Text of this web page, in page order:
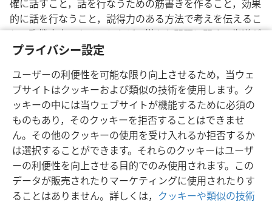
プライバシー設定
ユーザーの利便性を可能な限り向上させるため，当ウェ
ブサイトはクッキーおよび類似の技術を使用します。ク
ッキーの中には当ウェブサイトが機能するために必須の
ものもあり，そのクッキーを拒否することはできませ
ん。その他のクッキーの使用を受け入れるか拒否するか
は選択することができます。それらのクッキーはユーザ
ーの利便性を向上させる目的でのみ使用されます。この
データが販売されたりマーケティングに使用されたりす
ることはありません。詳しくは， クッキーや類似の技術
的に話を行なうこと，説得力のある方法で考えを伝えるこ
と，臨機応変であることなど，様々な問題に関する指導が
与えられました。兄弟も姉妹も自由に出席できましたが，
助言を受けるのは男性だけでした。その益は演壇で行なう
話だけでなく，家から家の伝道の効果性が高まるという面
にもすぐに表われました。
翌年，この学校は全世界のエホバの証人の地元の会衆にも
広がるようになりました。最初は英語で始まり，それから
他の言語でも行なわれました。この学校の目的として述べ
られていたのは，家から家に人々を訪問し，再訪問を行な
い，聖書研究を司会する時に，他の人を教えることができ